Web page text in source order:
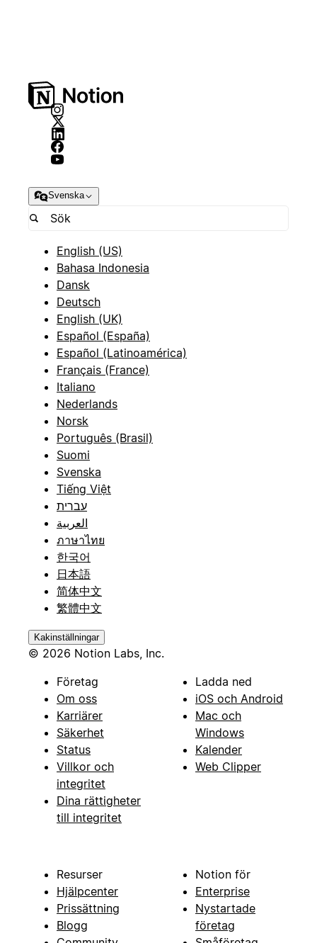
Svenska
English (US)
Bahasa Indonesia
Dansk
Deutsch
English (UK)
Español (España)
Español (Latinoamérica)
Français (France)
Italiano
Nederlands
Norsk
Português (Brasil)
Suomi
Svenska
Tiếng Việt
עברית
العربية
ภาษาไทย
한국어
日本語
简体中文
繁體中文
Kakinställningar
© 2026 Notion Labs, Inc.
Företag
Om oss
Karriärer
Säkerhet
Status
Villkor och
integritet
Dina rättigheter
till integritet
Ladda ned
iOS och Android
Mac och
Windows
Kalender
Web Clipper
Resurser
Hjälpcenter
Prissättning
Blogg
Notion för
Enterprise
Nystartade
företag